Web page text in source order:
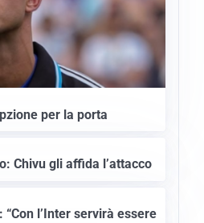
per la porta
Chivu gli affida l’attacco
l’Inter servirà essere